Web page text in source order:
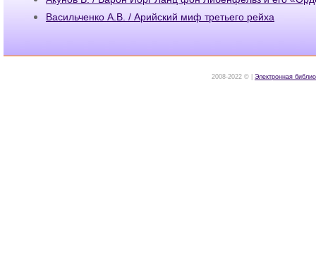
Васильченко А.В. / Арийский миф третьего рейха
2008-2022 © | Электронная